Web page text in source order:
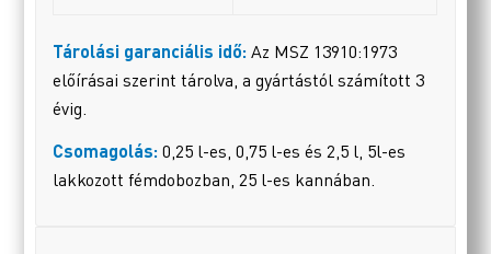
Tárolási garanciális idő: Az MSZ 13910:1973
előírásai szerint tárolva, a gyártástól számított 3
évig.
Csomagolás: 0,25 l-es, 0,75 l-es és 2,5 l, 5l-es
lakkozott fémdobozban, 25 l-es kannában.